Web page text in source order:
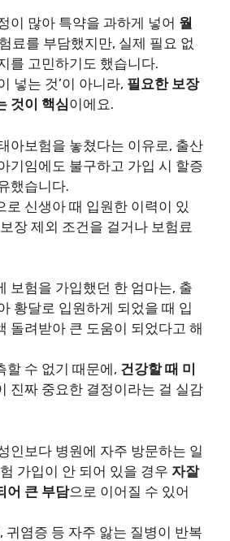
이 많아 특약을 과하게 넣어 월
료를 부담했지만, 실제 필요 없
를 고민하기도 했습니다.
넣는 것’이 아니라, 필요한 보장
것이 핵심이에요.
아보험을 놓쳤다는 이유로, 출산
기임에도 불구하고 가입 시 할증
했습니다.
로 신생아 때 입원한 이력이 있
장 제외 조건을 걸거나 보험료
보험을 가입했던 한 엄마는, 출
황달로 입원하게 되었을 때 입
돌려받아 큰 도움이 되었다고 해
할 수 없기 때문에, 건강할 때 미
진짜 중요한 결정이라는 걸 실감
인보다 병원에 자주 방문하는 일
가입이 안 되어 있을 경우 자잘
어 큰 부담으로 이어질 수 있어
귀염증 등 자주 앓는 질병이 반복